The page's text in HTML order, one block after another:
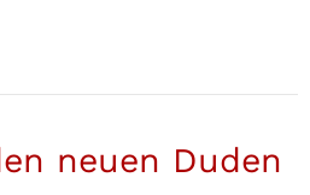
neuen Duden